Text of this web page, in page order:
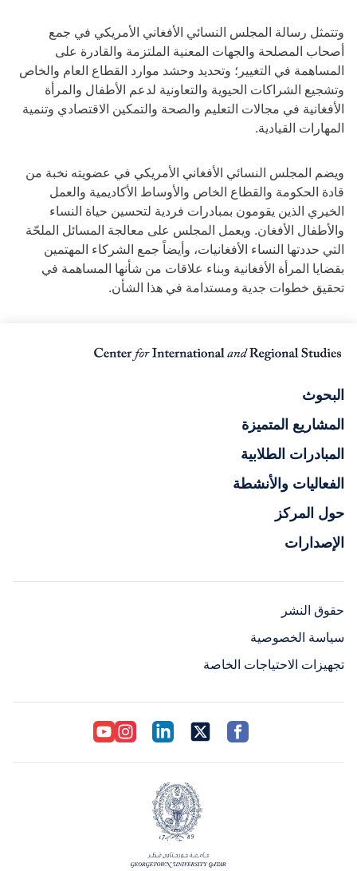
وتتمثل رسالة المجلس النسائي الأفغاني الأمريكي في جمع
أصحاب المصلحة والجهات المعنية الملتزمة والقادرة على
المساهمة في التغيير؛ وتحديد وحشد موارد القطاع العام والخاص
وتشجيع الشراكات الحيوية والتعاونية لدعم الأطفال والمرأة
الأفغانية في مجالات التعليم والصحة والتمكين الاقتصادي وتنمية
المهارات القيادية.
ويضم المجلس النسائي الأفغاني الأمريكي في عضويته نخبة من
قادة الحكومة والقطاع الخاص والأوساط الأكاديمية والعمل
الخيري الذين يقومون بمبادرات فردية لتحسين حياة النساء
والأطفال الأفغان. ويعمل المجلس على معالجة المسائل الملحّة
التي حددتها النساء الأفغانيات، وأيضاً جمع الشركاء المهتمين
بقضايا المرأة الأفغانية وبناء علاقات من شأنها المساهمة في
تحقيق خطوات جدية ومستدامة في هذا الشأن.
البحوث
المشاريع المتميزة
المبادرات الطلابية
الفعاليات والأنشطة
حول المركز
الإصدارات
حقوق النشر
سياسة الخصوصية
تجهيزات الاحتياجات الخاصة